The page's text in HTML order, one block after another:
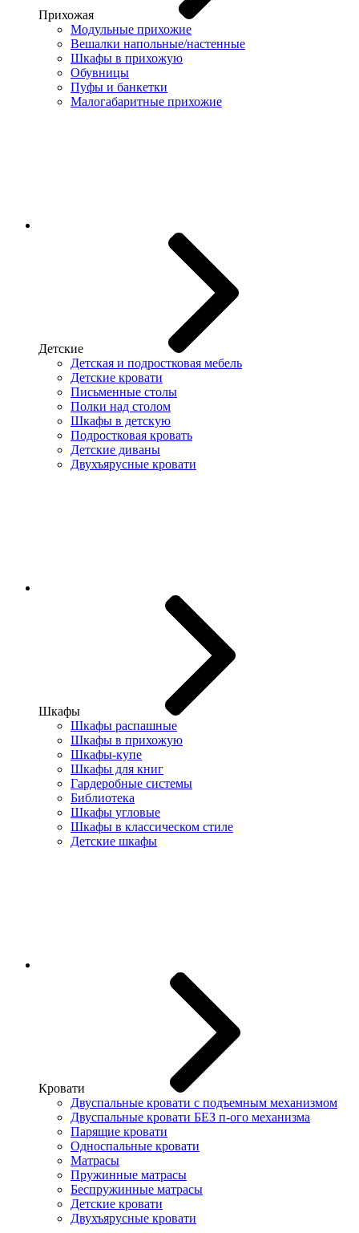
Прихожая
Модульные прихожие
Вешалки напольные/настенные
Шкафы в прихожую
Обувницы
Пуфы и банкетки
Малогабаритные прихожие
Детские
Детская и подростковая мебель
Детские кровати
Письменные столы
Полки над столом
Шкафы в детскую
Подростковая кровать
Детские диваны
Двухъярусные кровати
Шкафы
Шкафы распашные
Шкафы в прихожую
Шкафы-купе
Шкафы для книг
Гардеробные системы
Библиотека
Шкафы угловые
Шкафы в классическом стиле
Детские шкафы
Кровати
Двуспальные кровати с подъемным механизмом
Двуспальные кровати БЕЗ п-ого механизма
Парящие кровати
Односпальные кровати
Матрасы
Пружинные матрасы
Беспружинные матрасы
Детские кровати
Двухъярусные кровати